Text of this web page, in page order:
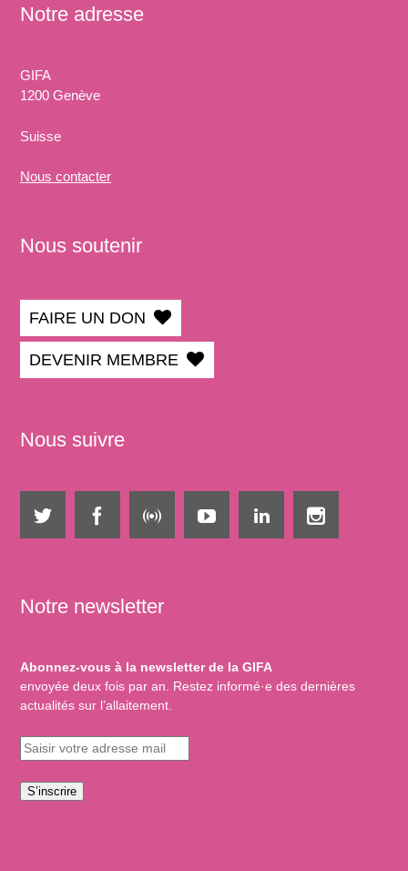
Notre adresse
GIFA
1200 Genève
Suisse
Nous contacter
Nous soutenir
FAIRE UN DON
DEVENIR MEMBRE
Nous suivre
Notre newsletter
Abonnez-vous à la newsletter de la GIFA
envoyée deux fois par an. Restez informé·e des dernières
actualités sur l’allaitement.
S’inscrire